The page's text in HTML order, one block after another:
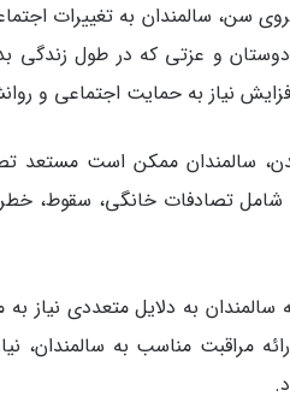
سن، سالمندان به تغییرات
و عزتی که در طول زندگی
نیاز به حمایت اجتماعی و
سالمندان ممکن است مستعد
تصادفات خانگی، سقوط،
سالمندان به دلایل متعددی نیاز
مراقبت مناسب به سالمندان،